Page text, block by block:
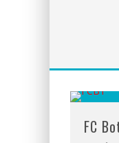
FC